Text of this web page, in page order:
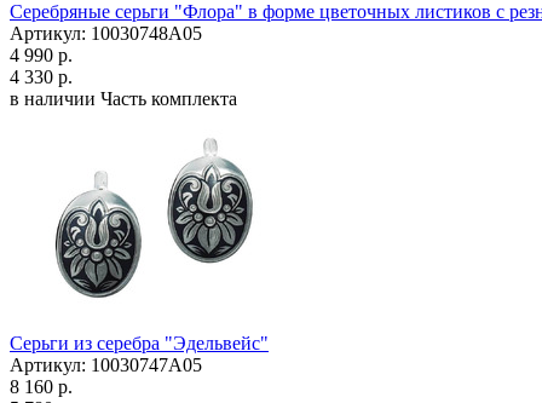
Серебряные серьги "Флора" в форме цветочных листиков с
Артикул: 10030748А05
4 990 р.
4 330 р.
в наличии Часть комплекта
Серьги из серебра "Эдельвейс"
Артикул: 10030747А05
8 160 р.